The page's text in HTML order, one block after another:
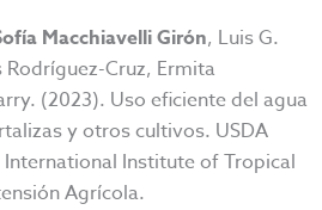
Macchiavelli Girón, Luis G.
Rodríguez-Cruz, Ermita
(2023). Uso eficiente del agua
y otros cultivos. USDA
Institute of Tropical
Agrícola.